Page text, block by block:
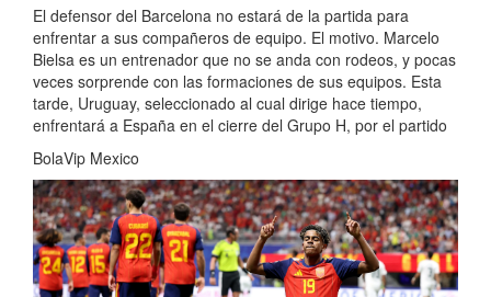
El defensor del Barcelona no estará de la partida para
enfrentar a sus compañeros de equipo. El motivo. Marcelo
Bielsa es un entrenador que no se anda con rodeos, y pocas
veces sorprende con las formaciones de sus equipos. Esta
tarde, Uruguay, seleccionado al cual dirige hace tiempo,
enfrentará a España en el cierre del Grupo H, por el partido
BolaVip Mexico